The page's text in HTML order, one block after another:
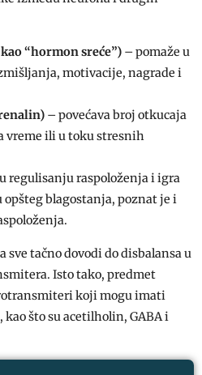
“hormon sreće”) – pomaže u
motivacije, nagrade i
– povećava broj otkucaja
vreme ili u toku stresnih
regulisanju raspoloženja i igra
opšteg blagostanja, poznat je i
tačno dovodi do disbalansa u
Isto tako, predmet
koji mogu imati
što su acetilholin, GABA i